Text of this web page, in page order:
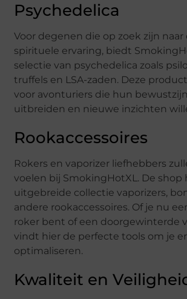
Psychedelica
Voor degenen die op zoek zijn
spirituele ervaring, biedt
selectie van psychedelica zoals
truffels en LSA-zaden. Deze
voor avonturiers die hun
uitbreiden en nieuwe inzichten
Rookaccessoires
Rokers en vaporizer liefhebbers
voelen bij SmokingHotXL. De shop
uitgebreide collectie vaporizers,
andere rookaccessoires. Of je nu
roker bent of een doorgewinterde
vindt hier de perfecte tools om je
optimaliseren.
Kwaliteit en